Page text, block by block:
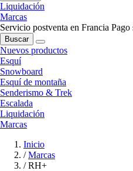
Liquidación
Marcas
Servicio postventa en Francia Pago
Buscar
Nuevos productos
Esquí
Snowboard
Esquí de montaña
Senderismo & Trek
Escalada
Liquidación
Marcas
Inicio
/ Marcas
/ RH+